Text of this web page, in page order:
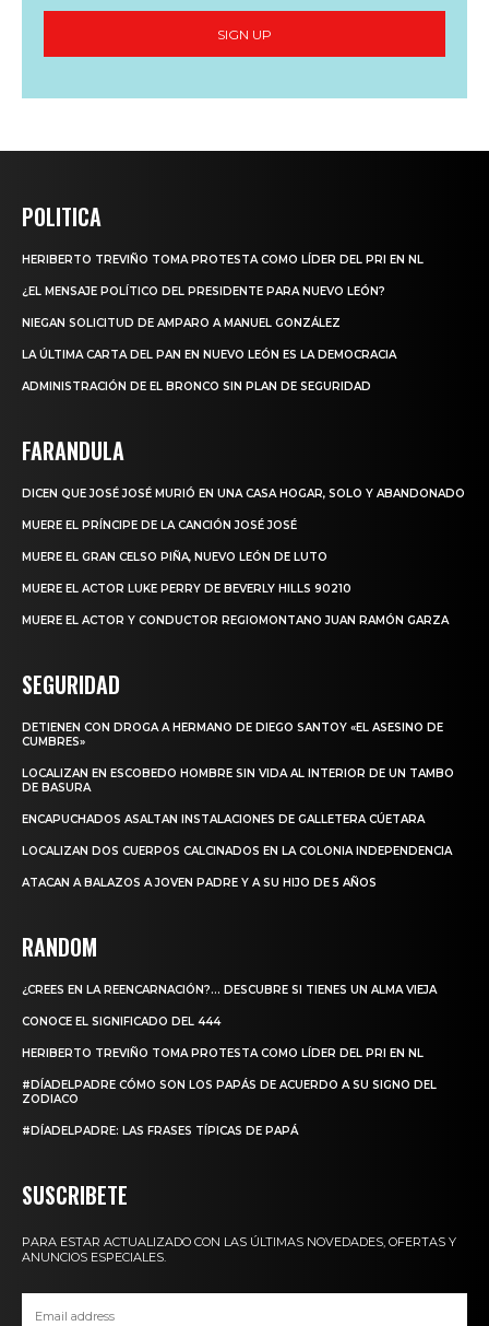
SIGN UP
POLITICA
HERIBERTO TREVIÑO TOMA PROTESTA COMO LÍDER DEL PRI EN NL
¿EL MENSAJE POLÍTICO DEL PRESIDENTE PARA NUEVO LEÓN?
NIEGAN SOLICITUD DE AMPARO A MANUEL GONZÁLEZ
LA ÚLTIMA CARTA DEL PAN EN NUEVO LEÓN ES LA DEMOCRACIA
ADMINISTRACIÓN DE EL BRONCO SIN PLAN DE SEGURIDAD
FARANDULA
DICEN QUE JOSÉ JOSÉ MURIÓ EN UNA CASA HOGAR, SOLO Y ABANDONADO
MUERE EL PRÍNCIPE DE LA CANCIÓN JOSÉ JOSÉ
MUERE EL GRAN CELSO PIÑA, NUEVO LEÓN DE LUTO
MUERE EL ACTOR LUKE PERRY DE BEVERLY HILLS 90210
MUERE EL ACTOR Y CONDUCTOR REGIOMONTANO JUAN RAMÓN GARZA
SEGURIDAD
DETIENEN CON DROGA A HERMANO DE DIEGO SANTOY «EL ASESINO DE
CUMBRES»
LOCALIZAN EN ESCOBEDO HOMBRE SIN VIDA AL INTERIOR DE UN TAMBO
DE BASURA
ENCAPUCHADOS ASALTAN INSTALACIONES DE GALLETERA CÚETARA
LOCALIZAN DOS CUERPOS CALCINADOS EN LA COLONIA INDEPENDENCIA
ATACAN A BALAZOS A JOVEN PADRE Y A SU HIJO DE 5 AÑOS
RANDOM
¿CREES EN LA REENCARNACIÓN?… DESCUBRE SI TIENES UN ALMA VIEJA
CONOCE EL SIGNIFICADO DEL 444
HERIBERTO TREVIÑO TOMA PROTESTA COMO LÍDER DEL PRI EN NL
#DÍADELPADRE CÓMO SON LOS PAPÁS DE ACUERDO A SU SIGNO DEL
ZODIACO
#DÍADELPADRE: LAS FRASES TÍPICAS DE PAPÁ
SUSCRIBETE
PARA ESTAR ACTUALIZADO CON LAS ÚLTIMAS NOVEDADES, OFERTAS Y
ANUNCIOS ESPECIALES.